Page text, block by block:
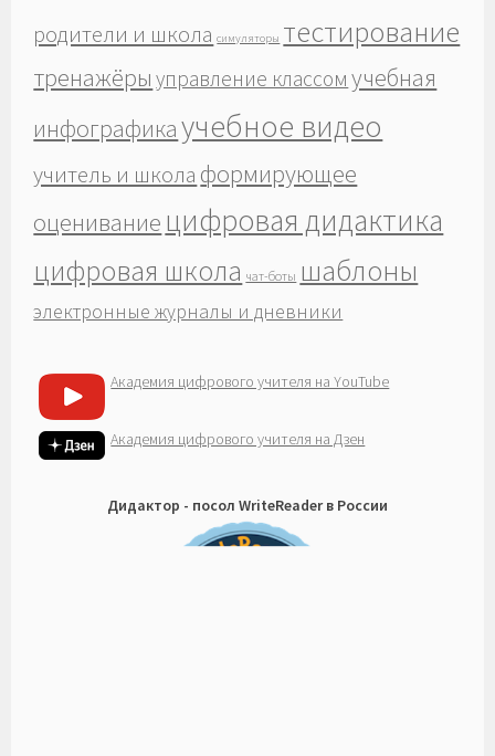
родители и школа симуляторы тестирование
тренажёры управление классом учебная
инфографикаучебное видео
учитель и школа формирующее
оценивание цифровая дидактика
цифровая школа чат-боты шаблоны
электронные журналы и дневники
Академия цифрового учителя на YouTube
Академия цифрового учителя на Дзен
Дидактор - посол WriteReader в России